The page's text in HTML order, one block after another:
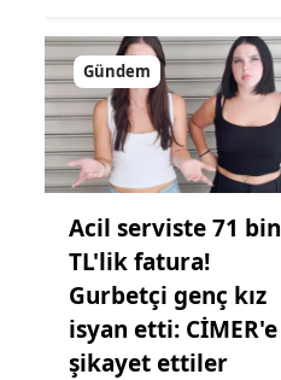
Gündem
Acil serviste 71 bin
TL'lik fatura!
Gurbetçi genç kız
isyan etti: CİMER'e
şikayet ettiler